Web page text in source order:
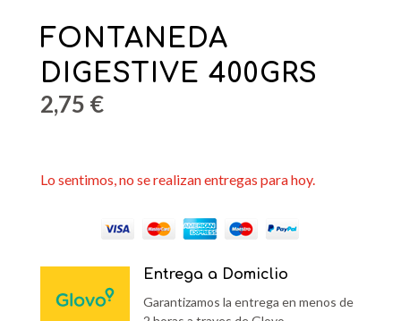
FONTANEDA
DIGESTIVE 400GRS
2,75 €
Lo sentimos, no se realizan entregas para hoy.
Entrega a Domiclio
Garantizamos la entrega en menos de